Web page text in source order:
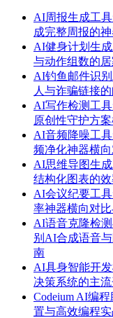
AI周报生成工
成完整周报的
AI健身计划生
与动作组数的
AI钓鱼邮件识
人与诈骗链接
AI写作检测工
原创性守护方
AI音频降噪工
频净化神器横
AI思维导图生
结构化图表的
AI会议纪要工
率神器横向对
AI语音克隆检
别AI合成语音
南
AI具身智能开
决策系统的主
Codeium AI编
置与高效编程